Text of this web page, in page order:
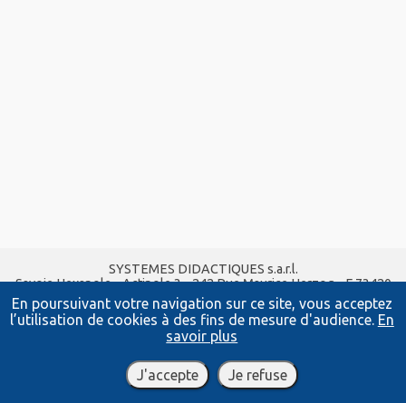
En poursuivant votre navigation sur ce site, vous acceptez
l’utilisation de cookies à des fins de mesure d'audience. En
savoir plus
J'accepte Je refuse
SYSTEMES DIDACTIQUES s.a.r.l.
Savoie Hexapole - Actipole 3 - 242 Rue Maurice Herzog - F 73420
VIVIERS DU LAC
Tel : 04 56 42 80 70| Fax :04 56 42 80 71
xavier.granjon@systemes-didactiques.fr
systemes-didactiques.fr